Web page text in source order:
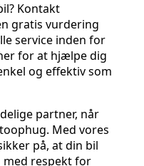
Kontakt
gratis vurdering
service inden for
for at hjælpe dig
og effektiv som
partner, når
Med vores
på, at din bil
respekt for